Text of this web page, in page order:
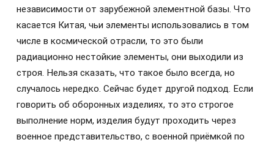
независимости от зарубежной элементной базы. Что
касается Китая, чьи элементы использовались в том
числе в космической отрасли, то это были
радиационно нестойкие элементы, они выходили из
строя. Нельзя сказать, что такое было всегда, но
случалось нередко. Сейчас будет другой подход. Если
говорить об оборонных изделиях, то это строгое
выполнение норм, изделия будут проходить через
военное представительство, с военной приёмкой по